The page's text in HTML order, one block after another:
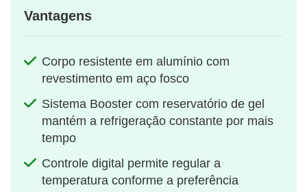
Vantagens
Corpo resistente em alumínio com
revestimento em aço fosco
Sistema Booster com reservatório de gel
mantém a refrigeração constante por mais
tempo
Controle digital permite regular a
temperatura conforme a preferência